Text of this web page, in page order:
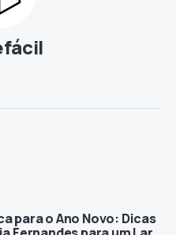
para o Ano Novo: Dicas